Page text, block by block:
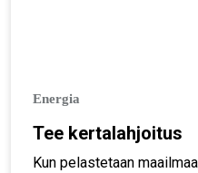
Energia
Tee kertalahjoitus
Kun pelastetaan